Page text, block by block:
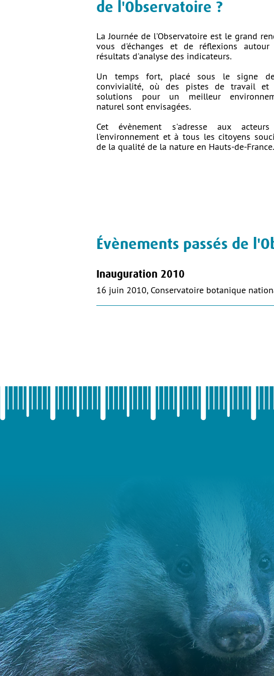
de l'Observatoire ?
La Journée de l'Observatoire est le grand
vous d'échanges et de réflexions autour
résultats d'analyse des indicateurs.
Un temps fort, placé sous le signe
convivialité, où des pistes de travail et
solutions pour un meilleur
naturel sont envisagées.
Cet évènement s'adresse aux
l'environnement et à tous les citoyens
de la qualité de la nature en Hauts-de-France.
Évènements passés de
Inauguration 2010
16 juin 2010, Conservatoire botanique